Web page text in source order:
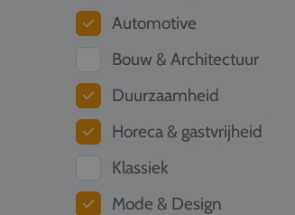
Automotive
Bouw & Architectuur
Duurzaamheid
Horeca & gastvrijheid
Klassiek
Mode & Design